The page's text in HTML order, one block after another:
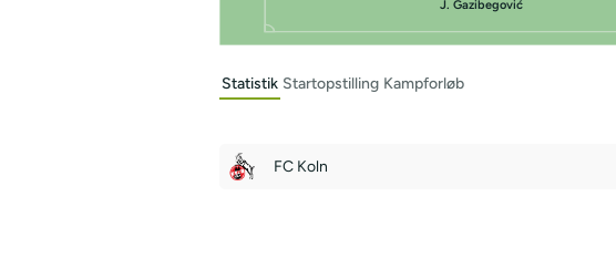
J. Gazibegović
Statistik Startopstilling Kampforløb
FC Koln